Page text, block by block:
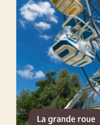
La grande roue